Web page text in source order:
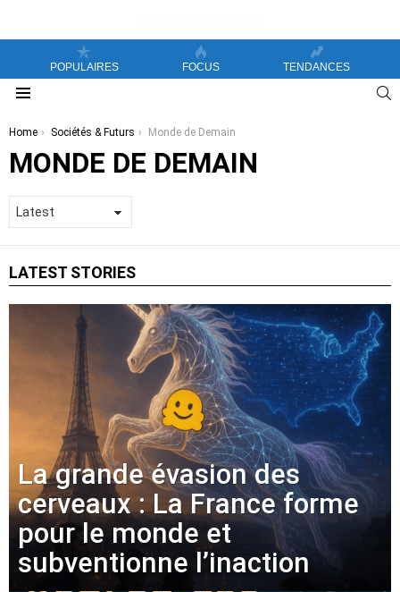
POPULAIRES FOCUS TENDANCES
You are here:
Home Sociétés & Futurs Monde de Demain
MONDE DE DEMAIN
LATEST STORIES
La grande évasion des
cerveaux : La France forme
pour le monde et
subventionne l’inaction